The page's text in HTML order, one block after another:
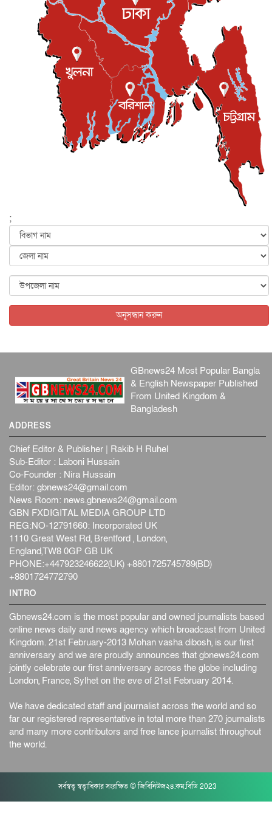
প্রধানমন্ত্রীকে সৌদি আরব সফরের আমন্ত্রণ
জাতীয় ৫ আগস্ট, ২০২৬
জুলাই গণ-অভ্যুত্থান দিবস আজ, স্মরণে দেশজুড়ে কর্মসূচি
জাতীয় ৫ আগস্ট, ২০২৬
জনগণ পরিবর্তন চেয়েছে বলেই জুলাই আন্দোলন সফল :
৫ আগস্ট, ২০২৬
বেনজীর আহমেদের সঙ্গে পরীমনির ঘনিষ্ঠ সম্পর্ক ছিল : নাসির
মাহম...
জাতীয় ৫ আগস্ট, ২০২৬
হরমুজ নিয়ে ইরান-মার্কিন চুক্তি হতে পারে আজ : মার্কিন অর্থমন...
৫ আগস্ট, ২০২৬
পৃথিবীর দিকে আসছে বিধ্বংসী বস্তু, পারমাণবিক বোমা দিয়ে করা
আন্তর্জাতিক ৫ আগস্ট, ২০২৬
কেনিয়ায় ১৫ হাতির রহস্যজনক মৃত্যু, সন্দেহের মুখে কীটনাশকের
আন্তর্জাতিক ৫ আগস্ট, ২০২৬
;
অনুসন্ধান করুন
GBnews24 Most Popular Bangla
& English Newspaper Published
From United Kingdom &
Bangladesh
ADDRESS
Chief Editor & Publisher | Rakib H Ruhel
Sub-Editor : Laboni Hussain
Co-Founder : Nira Hussain
Editor: gbnews24@gmail.com
News Room: news.gbnews24@gmail.com
GBN FXDIGITAL MEDIA GROUP LTD
REG:NO-12791660: Incorporated UK
1110 Great West Rd, Brentford , London,
England,TW8 0GP GB UK
PHONE:+447923246622(UK) +8801725745789(BD)
+8801724772790
INTRO
Gbnews24.com is the most popular and owned journalists based
online news daily and news agency which broadcast from United
Kingdom. 21st February-2013 Mohan vasha dibosh, is our first
anniversary and we are proudly announces that gbnews24.com
jointly celebrate our first anniversary across the globe including
London, France, Sylhet on the eve of 21st February 2014.
We have dedicated staff and journalist across the world and so
far our registered representative in total more than 270 journalists
and many more contributors and free lance journalist throughout
the world.
সর্বস্বত্ব স্বত্বাধিকার সংরক্ষিত © জিবিনিউজ২৪.কম.বিডি 2023